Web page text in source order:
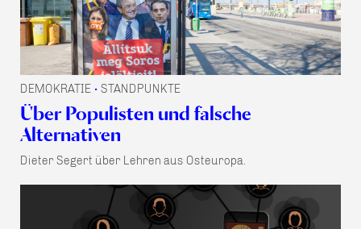
DEMOKRATIE • STANDPUNKTE
Über Populisten und falsche
Alternativen
Dieter Segert über Lehren aus Osteuropa.